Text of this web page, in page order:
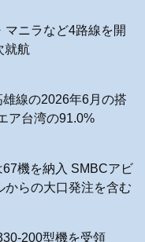
マニラなど4路線を開
就航
線の2026年6月の搭
ア台湾の91.0%
機を納入 SMBCアビ
からの大口発注を含む
200型機を受領